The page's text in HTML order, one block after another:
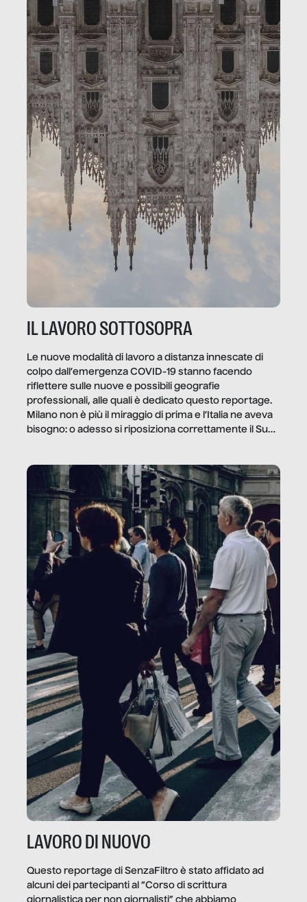
IL LAVORO SOTTOSOPRA
Le nuove modalità di lavoro a distanza innescate di
colpo dall’emergenza COVID-19 stanno facendo
riflettere sulle nuove e possibili geografie
professionali, alle quali è dedicato questo reportage.
Milano non è più il miraggio di prima e l’Italia ne aveva
bisogno: o adesso si riposiziona correttamente il Sud
LAVORO DI NUOVO
Questo reportage di SenzaFiltro è stato affidato ad
alcuni dei partecipanti al “Corso di scrittura
giornalistica per non giornalisti” che abbiamo